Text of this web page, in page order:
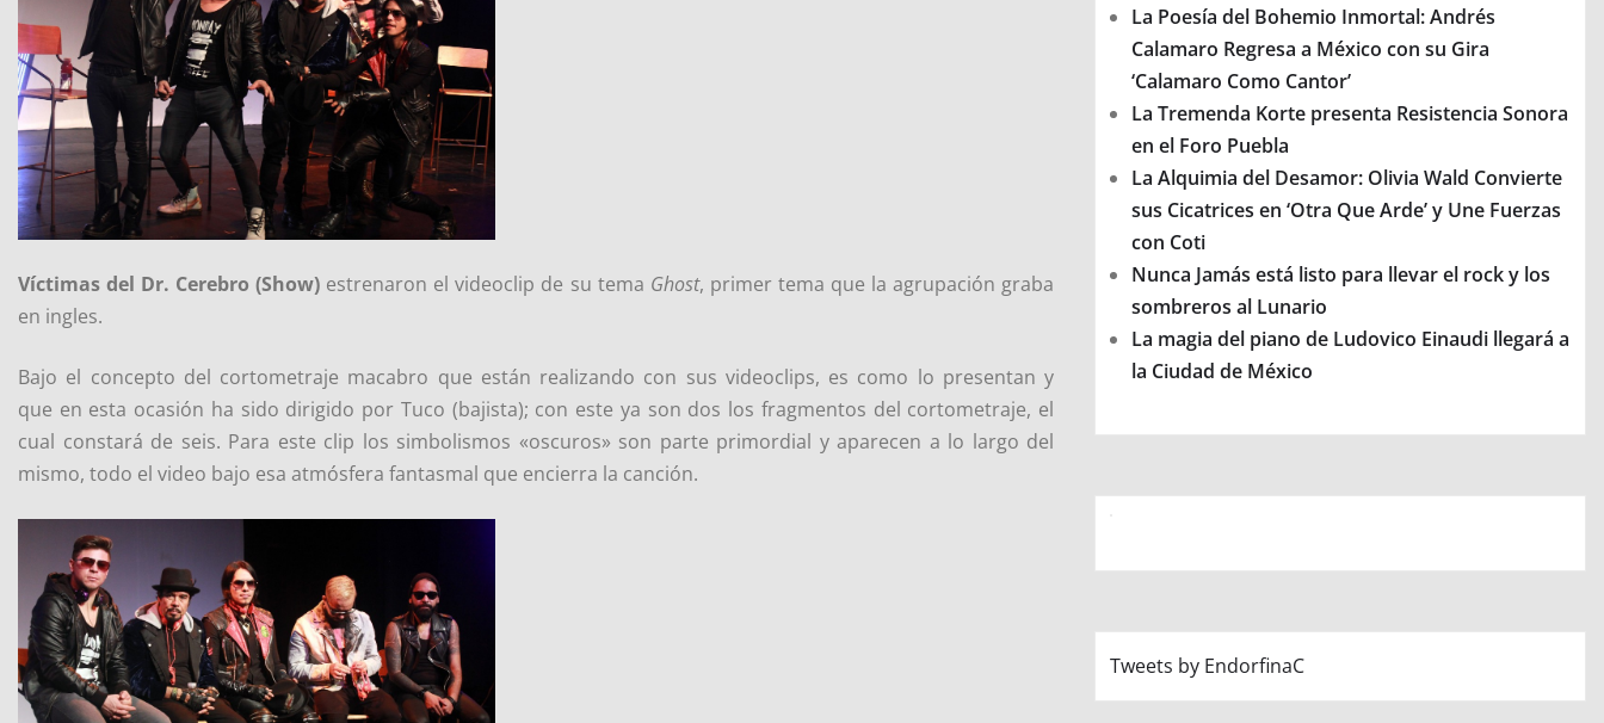
Víctimas del Dr. Cerebro (Show) estrenaron el videoclip de su tema Ghost, primer tema que la agrupación graba
en ingles.
Bajo el concepto del cortometraje macabro que están realizando con sus videoclips, es como lo presentan y
que en esta ocasión ha sido dirigido por Tuco (bajista); con este ya son dos los fragmentos del cortometraje, el
cual constará de seis. Para este clip los simbolismos «oscuros» son parte primordial y aparecen a lo largo del
mismo, todo el video bajo esa atmósfera fantasmal que encierra la canción.
La Poesía del Bohemio Inmortal: Andrés
Calamaro Regresa a México con su Gira
‘Calamaro Como Cantor’
La Tremenda Korte presenta Resistencia Sonora
en el Foro Puebla
La Alquimia del Desamor: Olivia Wald Convierte
sus Cicatrices en ‘Otra Que Arde’ y Une Fuerzas
con Coti
Nunca Jamás está listo para llevar el rock y los
sombreros al Lunario
La magia del piano de Ludovico Einaudi llegará a
la Ciudad de México
Tweets by EndorfinaC